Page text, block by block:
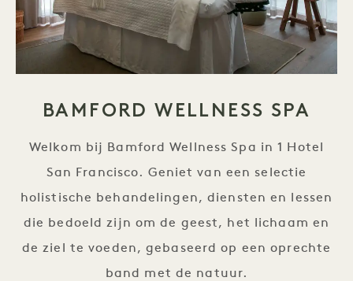
BAMFORD WELLNESS SPA
Welkom bij Bamford Wellness Spa in 1 Hotel
San Francisco. Geniet van een selectie
holistische behandelingen, diensten en lessen
die bedoeld zijn om de geest, het lichaam en
de ziel te voeden, gebaseerd op een oprechte
band met de natuur.